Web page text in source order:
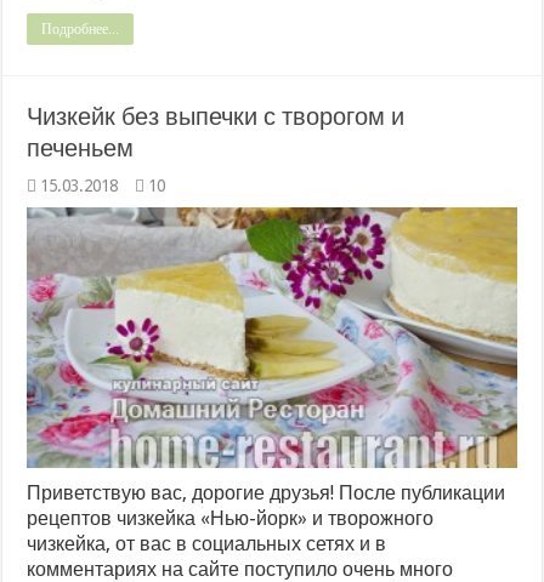
Подробнее...
Чизкейк без выпечки с творогом и
печеньем
15.03.2018 10
Приветствую вас, дорогие друзья! После публикации
рецептов чизкейка «Нью-йорк» и творожного
чизкейка, от вас в социальных сетях и в
комментариях на сайте поступило очень много